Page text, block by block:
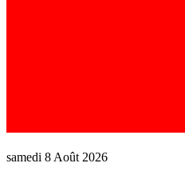
samedi 8 Août 2026